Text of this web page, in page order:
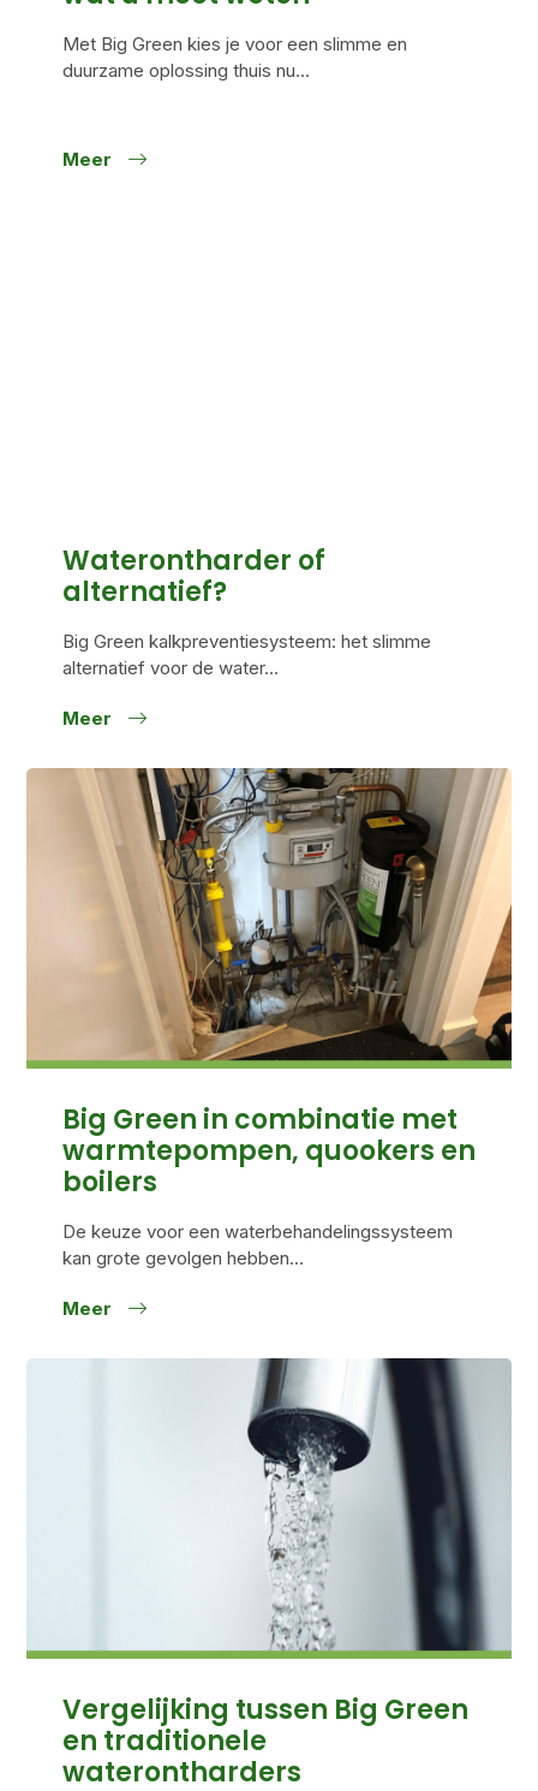
Met Big Green kies je voor een slimme en
duurzame oplossing thuis nu...
Meer
Waterontharder of
alternatief?
Big Green kalkpreventiesysteem: het slimme
alternatief voor de water...
Meer
Big Green in combinatie met
warmtepompen, quookers en
boilers
De keuze voor een waterbehandelingssysteem
kan grote gevolgen hebben...
Meer
Vergelijking tussen Big Green
en traditionele
waterontharders